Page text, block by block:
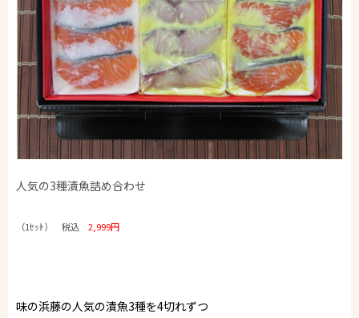
人気の3種漬魚詰め合わせ
（1ｾｯﾄ） 税込 2,999円
味の浜藤の人気の漬魚3種を4切れずつ